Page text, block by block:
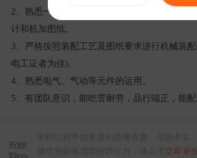
2、熟悉一般钳工知识，熟悉机加工艺（车、
计和机加图纸。
3、严格按照装配工艺及图纸要求进行机械装
电工证者为佳)。
4、熟悉电气、气动等元件的运用。
5、有团队意识，能吃苦耐劳，品行端正，能配
立即举